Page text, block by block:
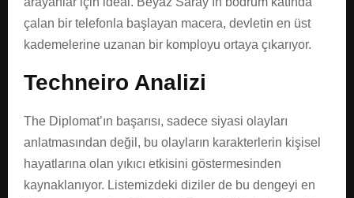
çalan bir telefonla başlayan macera, devletin en üst
kademelerine uzanan bir komployu ortaya çıkarıyor.
Techneiro Analizi
The Diplomat’ın başarısı, sadece siyasi olayları
anlatmasından değil, bu olayların karakterlerin kişisel
hayatlarına olan yıkıcı etkisini göstermesinden
kaynaklanıyor. Listemizdeki diziler de bu dengeyi en